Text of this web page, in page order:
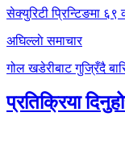
navigation
सेक्युरिटी प्रिन्टिङमा ६९
अघिल्लाे समाचार
गोल खडेरीबाट गुज्रिँदै
प्रतिक्रिया